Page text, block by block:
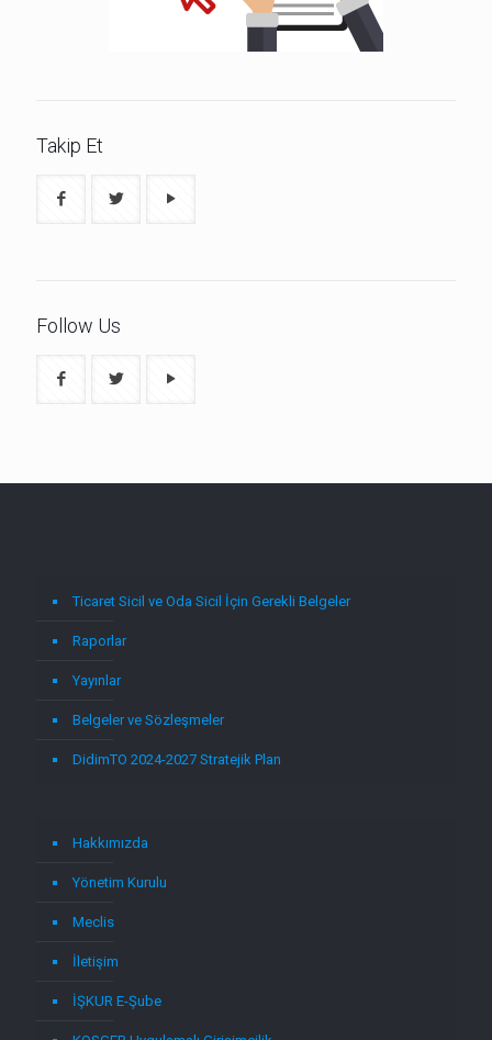
Takip Et
Follow Us
Ticaret Sicil ve Oda Sicil İçin Gerekli Belgeler
Raporlar
Yayınlar
Belgeler ve Sözleşmeler
DidimTO 2024-2027 Stratejik Plan
Hakkımızda
Yönetim Kurulu
Meclis
İletişim
İŞKUR E-Şube